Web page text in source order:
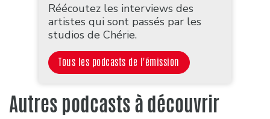
Réécoutez les interviews des
artistes qui sont passés par les
studios de Chérie.
Tous les podcasts de l'émission
Autres podcasts à découvrir